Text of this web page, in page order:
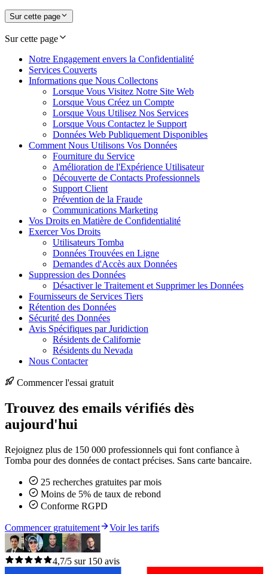
Sur cette page
Sur cette page
Notre Engagement envers la Confidentialité
Services Couverts
Informations que Nous Collectons
Lorsque Vous Visitez Notre Site Web
Lorsque Vous Créez un Compte
Lorsque Vous Utilisez Nos Services
Lorsque Vous Contactez le Support
Données Web Publiquement Disponibles
Comment Nous Utilisons Vos Données
Fourniture du Service
Amélioration de l'Expérience Utilisateur
Découverte de Contacts Professionnels
Support Client
Prévention de la Fraude
Communications Marketing
Vos Droits en Matière de Confidentialité
Exercer Vos Droits
Utilisateurs Tomba
Données Trouvées en Ligne
Demandes d'Accès aux Données
Suppression des Données
Désactiver le Traitement et Supprimer les Données
Fournisseurs de Services Tiers
Rétention des Données
Sécurité des Données
Avis Spécifiques par Juridiction
Résidents de Californie
Résidents du Nevada
Nous Contacter
Commencer l'essai gratuit
Trouvez des emails vérifiés dès
aujourd'hui
Rejoignez plus de 150 000 professionnels qui font confiance à
Tomba pour des données de contact précises. Sans carte bancaire.
25 recherches gratuites par mois
Moins de 5% de taux de rebond
Conforme RGPD
Commencer gratuitement Voir les tarifs
4,7/5 sur 150 avis